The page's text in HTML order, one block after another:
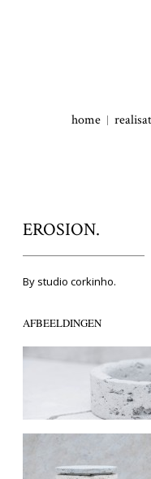
home
EROSION.
By studio corkinho.
AFBEELDINGEN